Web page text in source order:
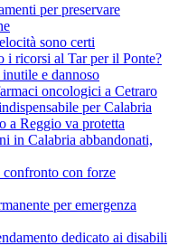
per preservare
sono certi
i ricorsi al Tar per il Ponte?
e dannoso
oncologici a Cetraro
per Calabria
a Reggio va protetta
in Calabria abbandonati,
con forze
per emergenza
dedicato ai disabili